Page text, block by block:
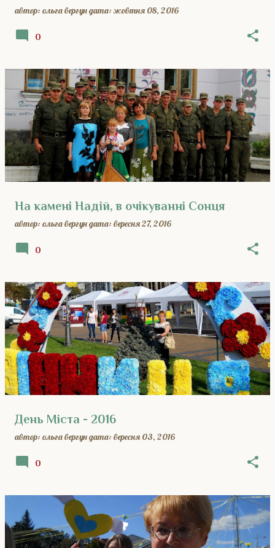
автор: ольга вергундата: жовтня 08, 2016
0
На камені Надій, в очікуванні Сонця
автор: ольга вергундата: вересня 27, 2016
0
День Міста - 2016
автор: ольга вергундата: вересня 03, 2016
0